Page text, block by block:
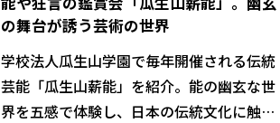
の舞台が誘う芸術の世界
学校法人瓜生山学園で毎年開催される伝統
芸能「瓜生山薪能」を紹介。能の幽玄な世
界を五感で体験し、日本の伝統文化に触れ